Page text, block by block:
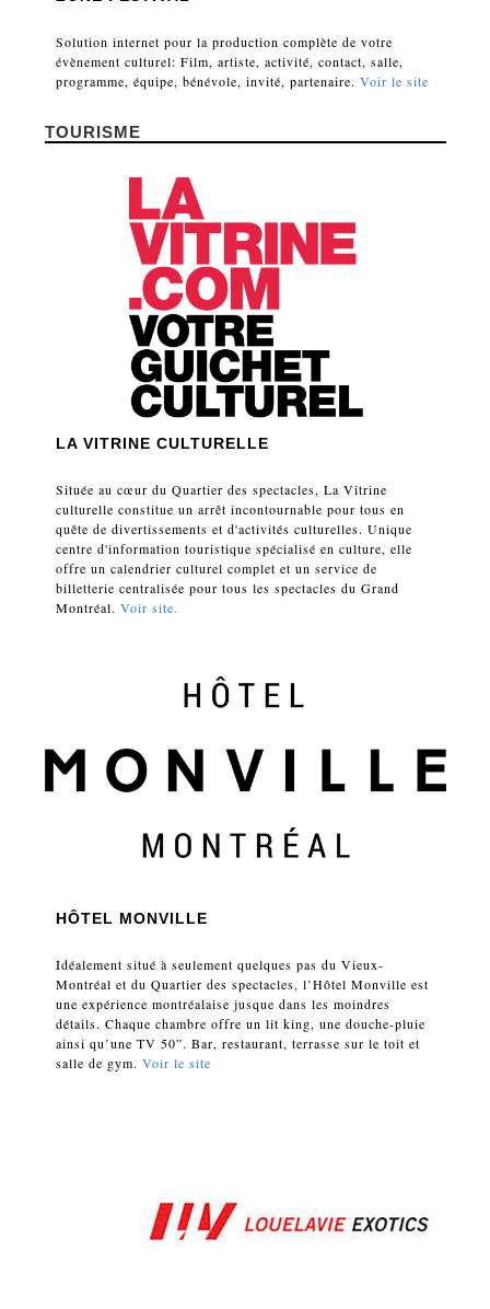
Solution internet pour la production complète de votre
évènement culturel: Film, artiste, activité, contact, salle,
programme, équipe, bénévole, invité, partenaire. Voir le site
TOURISME
LA VITRINE CULTURELLE
Située au cœur du Quartier des spectacles, La Vitrine
culturelle constitue un arrêt incontournable pour tous en
quête de divertissements et d'activités culturelles. Unique
centre d'information touristique spécialisé en culture, elle
offre un calendrier culturel complet et un service de
billetterie centralisée pour tous les spectacles du Grand
Montréal. Voir site.
HÔTEL MONVILLE
Idéalement situé à seulement quelques pas du Vieux-
Montréal et du Quartier des spectacles, l’Hôtel Monville est
une expérience montréalaise jusque dans les moindres
détails. Chaque chambre offre un lit king, une douche-pluie
ainsi qu’une TV 50”. Bar, restaurant, terrasse sur le toit et
salle de gym. Voir le site